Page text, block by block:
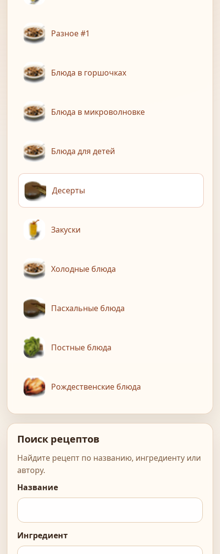
Разное #1
Блюда в горшочках
Блюда в микроволновке
Блюда для детей
Десерты
Закуски
Холодные блюда
Пасхальные блюда
Постные блюда
Рождественские блюда
Поиск рецептов
Найдите рецепт по названию, ингредиенту или
автору.
Название
Ингредиент